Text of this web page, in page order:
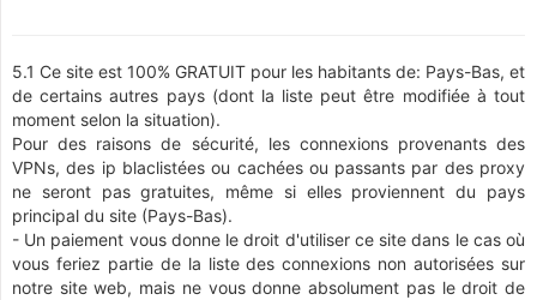
5.1 Ce site est 100% GRATUIT pour les habitants de: Pays-Bas, et
de certains autres pays (dont la liste peut être modifiée à tout
moment selon la situation).
Pour des raisons de sécurité, les connexions provenants des
VPNs, des ip blaclistées ou cachées ou passants par des proxy
ne seront pas gratuites, même si elles proviennent du pays
principal du site (Pays-Bas).
- Un paiement vous donne le droit d'utiliser ce site dans le cas où
vous feriez partie de la liste des connexions non autorisées sur
notre site web, mais ne vous donne absolument pas le droit de